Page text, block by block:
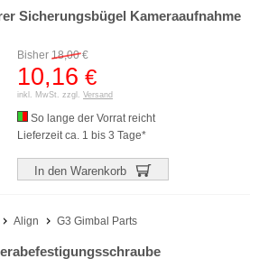
Sicherungsbügel Kameraaufnahme
Bisher 18,00€
10,16 €
inkl. MwSt. zzgl. Versand
So lange der Vorrat reicht
Lieferzeit ca. 1 bis 3 Tage*
In den Warenkorb
Align G3 Gimbal Parts